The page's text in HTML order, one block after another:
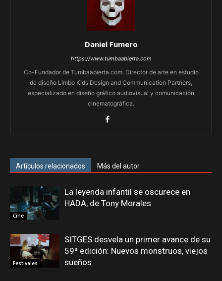
Daniel Fumero
https://www.tumbaabierta.com
Co-Fundador de Tumbaabierta.com. Director de arte en estudio
de diseño Limbo Kids Design and Communication Partners,
especializado en diseño gráfico audiovisual y comunicación
cinematográfica.
Artículos relacionados Más del autor
Cine
La leyenda infantil se oscurece en
HADA, de Tony Morales
Festivales
SITGES desvela un primer avance de su
59ª edición: Nuevos monstruos, viejos
sueños